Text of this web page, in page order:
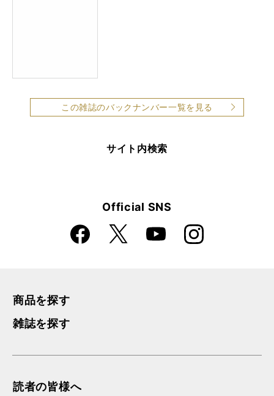
この雑誌のバックナンバー一覧を見る
サイト内検索
Official SNS
Faceboo
k
X YouTube Instagra
m
商品を探す
雑誌を探す
読者の皆様へ